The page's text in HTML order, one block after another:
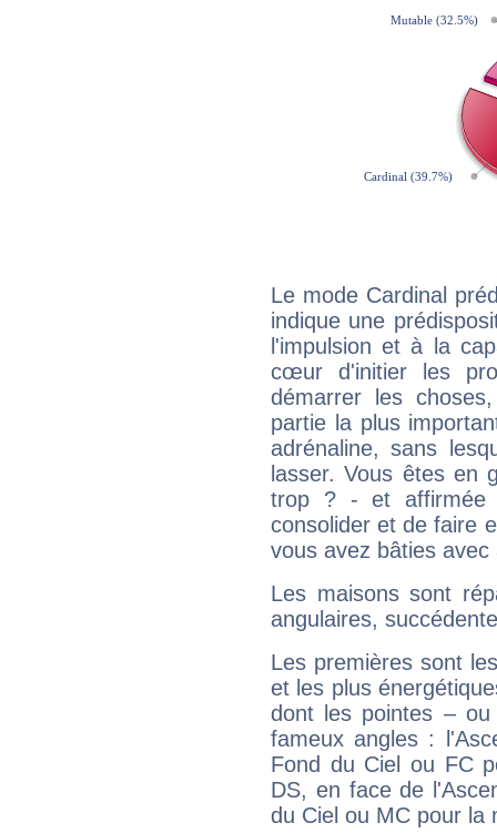
Le mode Cardinal
indique une
l'impulsion et à la
cœur d'initier les
démarrer les
partie la plus
adrénaline, sans
lasser. Vous êtes en
trop ? - et affirmée
consolider et de faire
vous avez bâties avec
Les maisons sont
angulaires,
Les premières sont
et les plus
dont les pointes –
fameux angles :
Fond du Ciel ou FC
DS, en face de
du Ciel ou MC pour la